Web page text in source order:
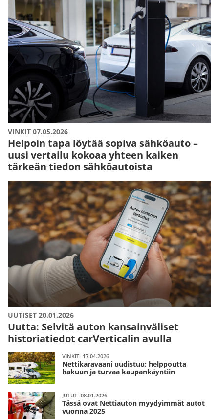
VINKIT 07.05.2026
Helpoin tapa löytää sopiva sähköauto –
uusi vertailu kokoaa yhteen kaiken
tärkeän tiedon sähköautoista
UUTISET 20.01.2026
Uutta: Selvitä auton kansainväliset
historiatiedot carVerticalin avulla
VINKIT- 17.04.2026
Nettikaravaani uudistuu: helppoutta
hakuun ja turvaa kaupankäyntiin
JUTUT- 08.01.2026
Tässä ovat Nettiauton myydyimmät autot
vuonna 2025